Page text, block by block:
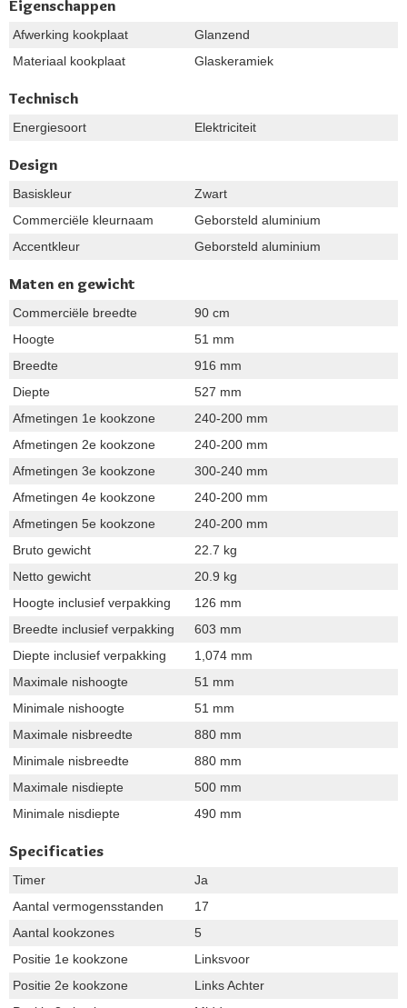
Eigenschappen
Afwerking kookplaat
Glanzend
Materiaal kookplaat
Glaskeramiek
Technisch
Energiesoort Elektriciteit
Design
Basiskleur
Zwart
Commerciële kleurnaam
Geborsteld aluminium
Accentkleur
Geborsteld aluminium
Maten en gewicht
Commerciële breedte
90 cm
Hoogte
51 mm
Breedte
916 mm
Diepte
527 mm
Afmetingen 1e kookzone
240-200 mm
Afmetingen 2e kookzone
240-200 mm
Afmetingen 3e kookzone
300-240 mm
Afmetingen 4e kookzone
240-200 mm
Afmetingen 5e kookzone
240-200 mm
Bruto gewicht
22.7 kg
Netto gewicht
20.9 kg
Hoogte inclusief verpakking
126 mm
Breedte inclusief verpakking
603 mm
Diepte inclusief verpakking
1,074 mm
Maximale nishoogte
51 mm
Minimale nishoogte
51 mm
Maximale nisbreedte
880 mm
Minimale nisbreedte
880 mm
Maximale nisdiepte
500 mm
Minimale nisdiepte
490 mm
Specificaties
Timer
Ja
Aantal vermogensstanden
17
Aantal kookzones
5
Positie 1e kookzone
Linksvoor
Positie 2e kookzone
Links Achter